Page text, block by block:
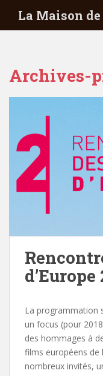
i
La Maison
Archives-
La programmation
un focus (pour
des hommages à
films européens de
nombreux invités,